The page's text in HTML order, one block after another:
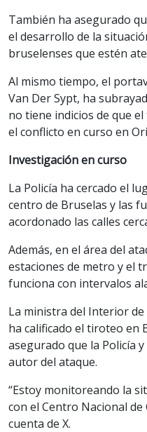
También ha asegurado
el desarrollo de la
bruselenses que estén
Al mismo tiempo, el
Van Der Sypt, ha
no tiene indicios de que
el conflicto en curso en
Investigación en curso
La Policía ha cercado el
centro de Bruselas y las
acordonado las calles
Además, en el área del
estaciones de metro y el
funciona con intervalos
La ministra del Interior
ha calificado el tiroteo en
asegurado que la Policía
autor del ataque.
“Estoy monitoreando la
con el Centro Nacional de
cuenta de X.